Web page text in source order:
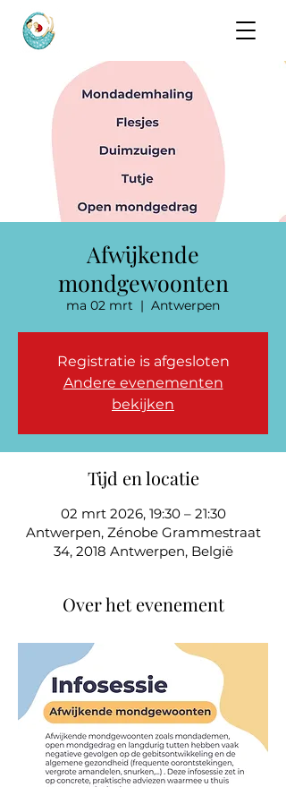
Afwijkende
mondgewoonten
ma 02 mrt
  |
Antwerpen
Registratie is afgesloten
Andere evenementen
bekijken
Tijd en locatie
02 mrt 2026, 19:30 – 21:30
Antwerpen, Zénobe Grammestraat
34, 2018 Antwerpen, België
Over het evenement